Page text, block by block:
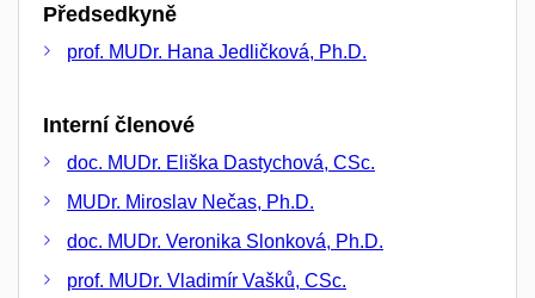
Předsedkyně
prof. MUDr. Hana Jedličková, Ph.D.
Interní členové
doc. MUDr. Eliška Dastychová, CSc.
MUDr. Miroslav Nečas, Ph.D.
doc. MUDr. Veronika Slonková, Ph.D.
prof. MUDr. Vladimír Vašků, CSc.